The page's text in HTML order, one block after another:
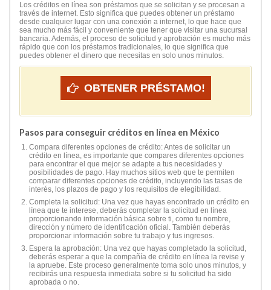
Los créditos en línea son préstamos que se solicitan y se procesan a
través de internet. Esto significa que puedes obtener un préstamo
desde cualquier lugar con una conexión a internet, lo que hace que
sea mucho más fácil y conveniente que tener que visitar una sucursal
bancaria. Además, el proceso de solicitud y aprobación es mucho más
rápido que con los préstamos tradicionales, lo que significa que
puedes obtener el dinero que necesitas en solo unos minutos.
OBTENER PRÉSTAMO!
Pasos para conseguir créditos en línea en México
Compara diferentes opciones de crédito: Antes de solicitar un
crédito en línea, es importante que compares diferentes opciones
para encontrar el que mejor se adapte a tus necesidades y
posibilidades de pago. Hay muchos sitios web que te permiten
comparar diferentes opciones de crédito, incluyendo las tasas de
interés, los plazos de pago y los requisitos de elegibilidad.
Completa la solicitud: Una vez que hayas encontrado un crédito en
línea que te interese, deberás completar la solicitud en línea
proporcionando información básica sobre ti, como tu nombre,
dirección y número de identificación oficial. También deberás
proporcionar información sobre tu trabajo y tus ingresos.
Espera la aprobación: Una vez que hayas completado la solicitud,
deberás esperar a que la compañía de crédito en línea la revise y
la apruebe. Este proceso generalmente toma solo unos minutos, y
recibirás una respuesta inmediata sobre si tu solicitud ha sido
aprobada o no.